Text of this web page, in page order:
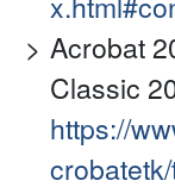
Acrobat
Classic
https://